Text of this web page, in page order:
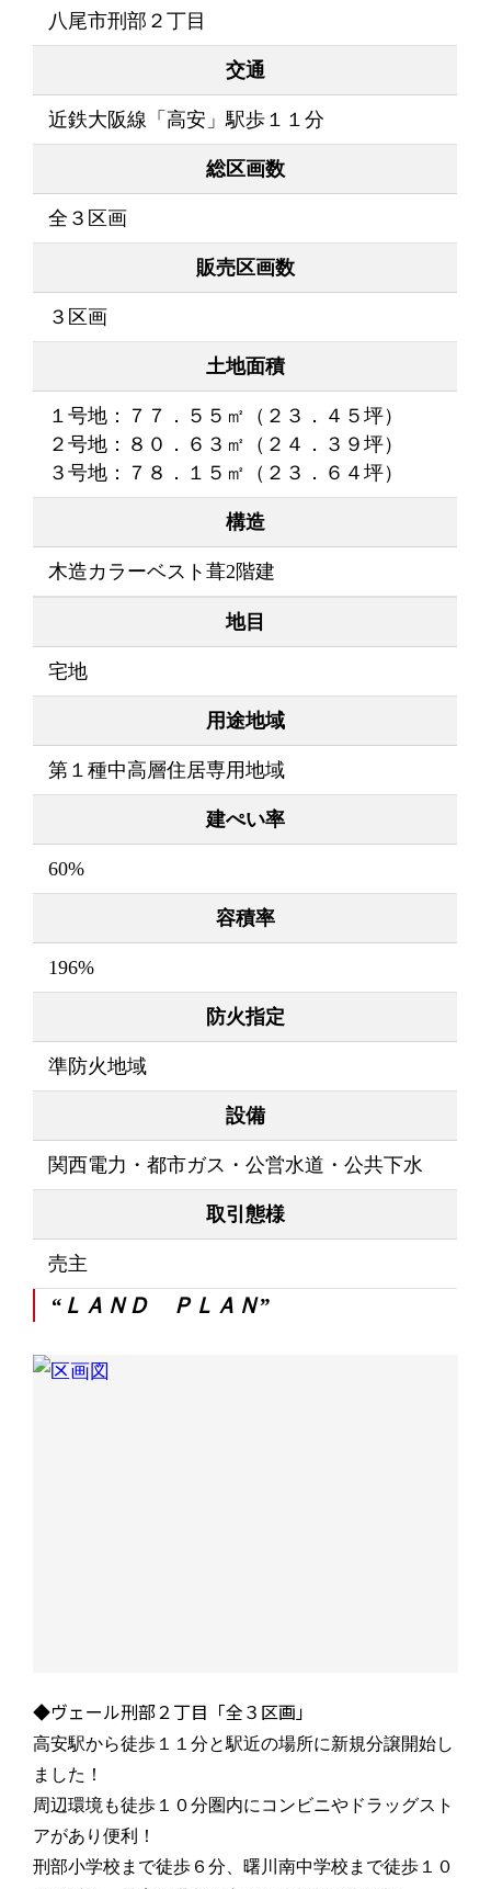
八尾市刑部２丁目
交通
近鉄大阪線「高安」駅歩１１分
総区画数
全３区画
販売区画数
３区画
土地面積
１号地：７７．５５㎡（２３．４５坪）
２号地：８０．６３㎡（２４．３９坪）
３号地：７８．１５㎡（２３．６４坪）
構造
木造カラーベスト葺2階建
地目
宅地
用途地域
第１種中高層住居専用地域
建ぺい率
60%
容積率
196%
防火指定
準防火地域
設備
関西電力・都市ガス・公営水道・公共下水
取引態様
売主
“ＬＡＮＤ ＰＬＡＮ”
◆ヴェール刑部２丁目「全３区画」
高安駅から徒歩１１分と駅近の場所に新規分譲開始し
ました！
周辺環境も徒歩１０分圏内にコンビニやドラッグスト
アがあり便利！
刑部小学校まで徒歩６分、曙川南中学校まで徒歩１０